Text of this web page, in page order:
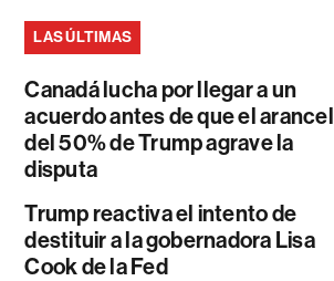
LAS ÚLTIMAS
Canadá lucha por llegar a un
acuerdo antes de que el arancel
del 50% de Trump agrave la
disputa
Trump reactiva el intento de
destituir a la gobernadora Lisa
Cook de la Fed